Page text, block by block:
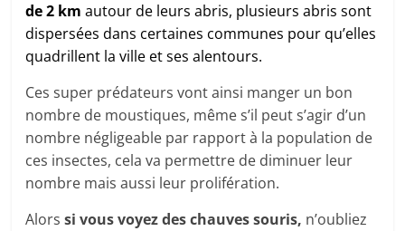
de 2 km autour de leurs abris, plusieurs abris sont
dispersées dans certaines communes pour qu’elles
quadrillent la ville et ses alentours.
Ces super prédateurs vont ainsi manger un bon
nombre de moustiques, même s’il peut s’agir d’un
nombre négligeable par rapport à la population de
ces insectes, cela va permettre de diminuer leur
nombre mais aussi leur prolifération.
Alorssi vous voyez des chauves souris, n’oubliez